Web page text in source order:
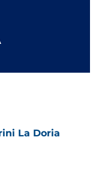
La Doria